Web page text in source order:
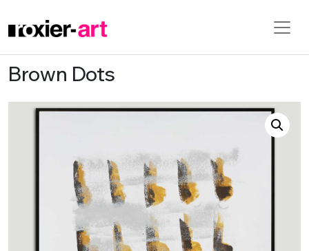
Skip to main content
Brown Dots